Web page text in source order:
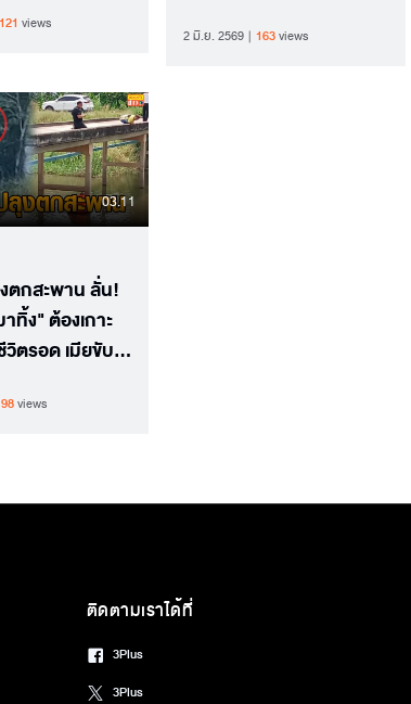
121 views
2 มิ.ย. 2569 163views
03.11
ตกสะพาน ลั่น!
ทิ้ง" ต้องเกาะ
วิตรอด เมียขับ
98views
ติดตามเราได้ที่
3Plus
3Plus